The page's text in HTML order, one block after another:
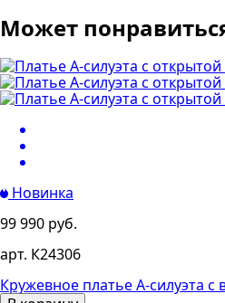
Может
Новинка
99 990 руб.
арт. К24306
Кружевное платье А-силуэта с